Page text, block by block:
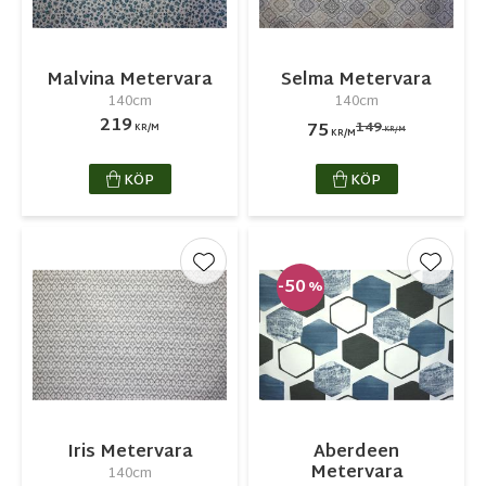
Malvina Metervara
140cm
219 KR/M
KÖP
Selma Metervara
140cm
75 KR/M149KR/M
KÖP
Iris Metervara
140cm
Lägg till i favoriter
Aberdeen
Metervara
50% Lägg